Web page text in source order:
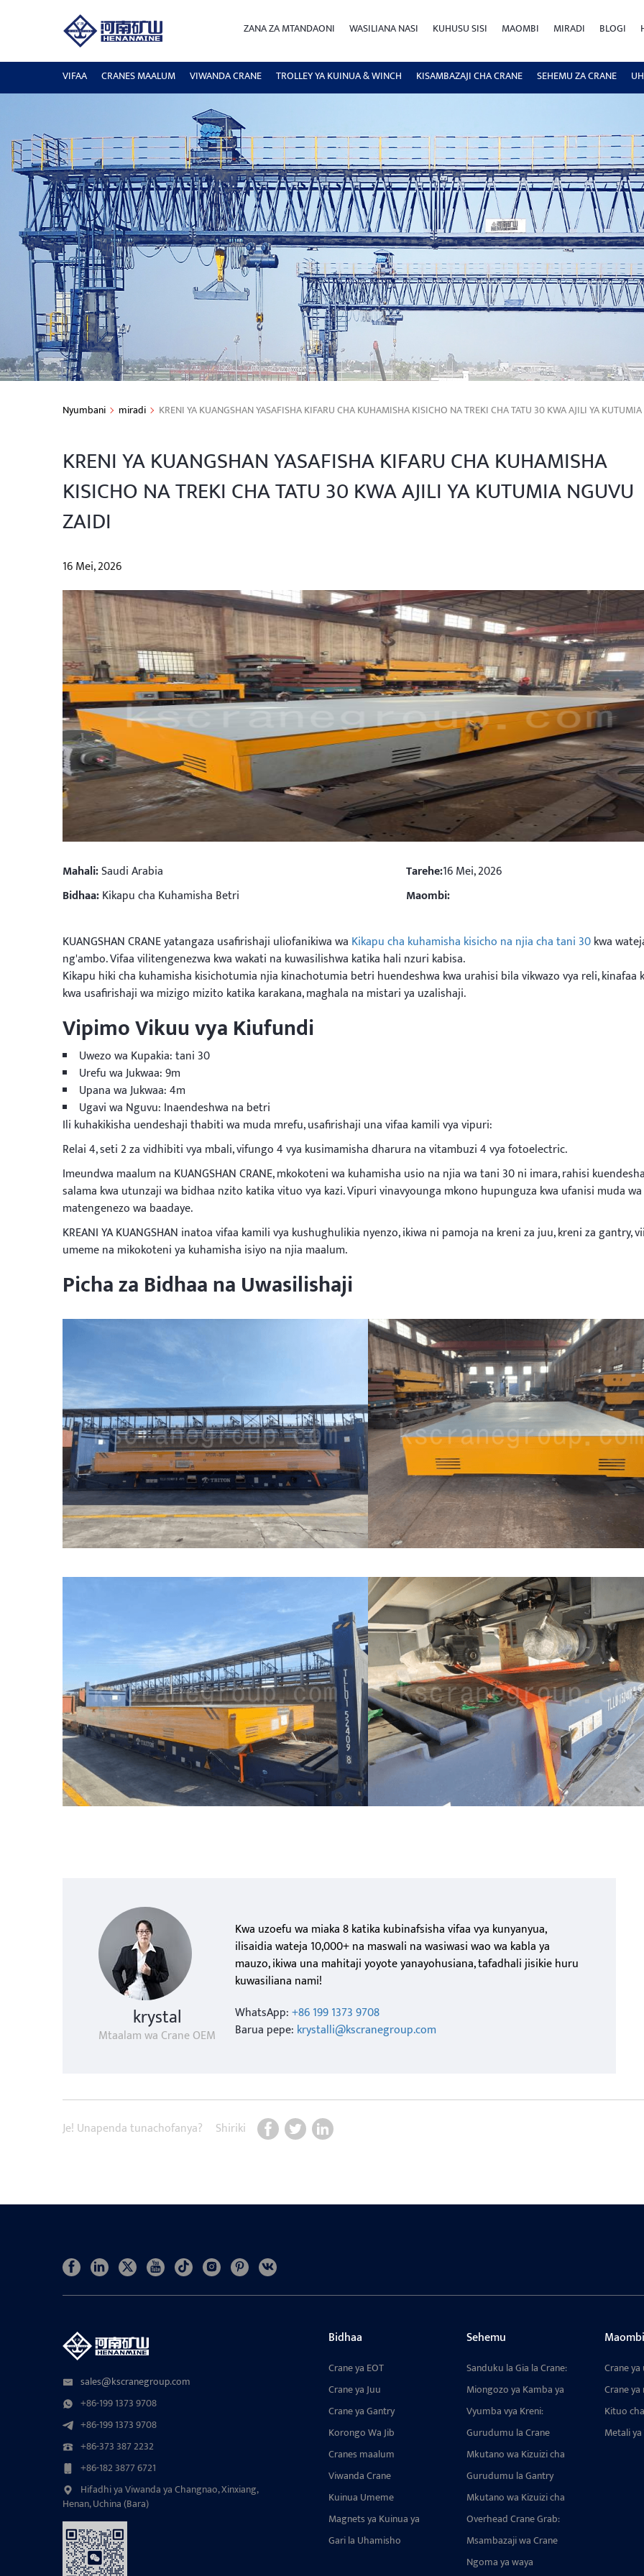
ZANA ZA MTANDAONI WASILIANA NASI KUHUSU SISI MAOMBI MIRADI BLOGI
VIFAA CRANES MAALUM VIWANDA CRANE TROLLEY YA KUINUA & WINCH KISAMBAZAJI CHA CRANE SEHEMU ZA CRANE
Nyumbani miradi KRENI YA KUANGSHAN YASAFISHA KIFARU CHA KUHAMISHA KISICHO NA TREKI CHA TATU 30 KWA AJILI YA
KRENI YA KUANGSHAN YASAFISHA KIFARU CHA KUHAMISHA
KISICHO NA TREKI CHA TATU 30 KWA AJILI YA KUTUMIA NGUVU
ZAIDI
16 Mei, 2026
Mahali:Saudi Arabia Tarehe:16 Mei, 2026
Bidhaa:Kikapu cha Kuhamisha Betri Maombi:
KUANGSHAN CRANE yatangaza usafirishaji uliofanikiwa wa Kikapu cha kuhamisha kisicho na njia cha tani 30kwa
ng'ambo. Vifaa vilitengenezwa kwa wakati na kuwasilishwa katika hali nzuri kabisa.
Kikapu hiki cha kuhamisha kisichotumia njia kinachotumia betri huendeshwa kwa urahisi bila vikwazo vya reli, kinafaa
kwa usafirishaji wa mizigo mizito katika karakana, maghala na mistari ya uzalishaji.
Vipimo Vikuu vya Kiufundi
Uwezo wa Kupakia: tani 30
Urefu wa Jukwaa: 9m
Upana wa Jukwaa: 4m
Ugavi wa Nguvu: Inaendeshwa na betri
Ili kuhakikisha uendeshaji thabiti wa muda mrefu, usafirishaji una vifaa kamili vya vipuri:
Relai 4, seti 2 za vidhibiti vya mbali, vifungo 4 vya kusimamisha dharura na vitambuzi 4 vya fotoelectric.
Imeundwa maalum na KUANGSHAN CRANE, mkokoteni wa kuhamisha usio na njia wa tani 30 ni imara, rahisi
salama kwa utunzaji wa bidhaa nzito katika vituo vya kazi. Vipuri vinavyounga mkono hupunguza kwa ufanisi muda wa
matengenezo wa baadaye.
KREANI YA KUANGSHAN inatoa vifaa kamili vya kushughulikia nyenzo, ikiwa ni pamoja na kreni za juu, kreni za gantry,
umeme na mikokoteni ya kuhamisha isiyo na njia maalum.
Picha za Bidhaa na Uwasilishaji
krystal
Mtaalam wa Crane OEM
Kwa uzoefu wa miaka 8 katika kubinafsisha vifaa vya kunyanyua,
ilisaidia wateja 10,000+ na maswali na wasiwasi wao wa kabla ya
mauzo, ikiwa una mahitaji yoyote yanayohusiana, tafadhali jisikie huru
kuwasiliana nami!
WhatsApp:+86 199 1373 9708
Barua pepe: krystalli@kscranegroup.com
Je! Unapenda tunachofanya? Shiriki
sales@kscranegroup.com
+86-199 1373 9708
+86-199 1373 9708
+86-373 387 2232
+86-182 3877 6721
Hifadhi ya Viwanda ya Changnao, Xinxiang,
Henan, Uchina (Bara)
Bidhaa
Crane ya EOT
Crane ya Juu
Crane ya Gantry
Korongo Wa Jib
Cranes maalum
Viwanda Crane
Kuinua Umeme
Magnets ya Kuinua ya
Umeme ya Crane
Gari la Uhamisho
Sehemu
Sanduku la Gia la Crane:
Usafirishaji Laini, Uwezo
Mkubwa wa Kubeba,
Utaratibu wa Mechanism
Nyingi Unaoendana
Miongozo ya Kamba ya
Kiinua Umeme: Kifaa cha
Kuzuia Kuunganishwa
kwa Mifumo Mingi
Vyumba vya Kreni:
Vipengele Vilivyoundwa
Maalum kwa Uendeshaji
wa Kuinua Kreni kwa
Usahihi
Gurudumu la Crane
Lisiloweza Kulipuka kwa
Mazingira Hatari: Muundo
wa Kudumu na Salama
Mkutano wa Kizuizi cha
Gurudumu la Bandari
Umefafanuliwa: Muundo,
Aina, na Mwongozo wa
Uchaguzi wa Cranes za
Bandari
Gurudumu la Gantry
Crane: Mwongozo wa
Mwisho wa Aina,
Matumizi, na Mikusanyiko
ya Magurudumu yenye
Utendaji wa Juu
Mkutano wa Kizuizi cha
Gurudumu la Juu la
Crane: Unaotegemewa,
Unaoweza
Umejengwa Kudumu
Overhead Crane Grab:
Miundo Maalum 17 ya
Kushughulikia Wingi
katika Bandari, Miundo ya
Msambazaji wa Crane
Ngoma ya waya
Maombi
Crane
Crane
Kituo
Metali